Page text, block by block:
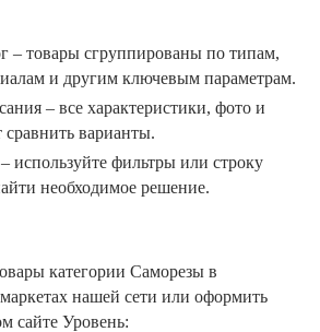
– товары сгруппированы по типам,
и другим ключевым параметрам.
– все характеристики, фото и
варианты.
используйте фильтры или строку
необходимое решение.
категории Саморезы в
нашей сети или оформить
сайте Уровень: